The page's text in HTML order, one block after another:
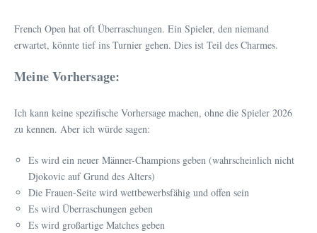
French Open hat oft Überraschungen. Ein Spieler, den niemand
erwartet, könnte tief ins Turnier gehen. Dies ist Teil des Charmes.
Meine Vorhersage:
Ich kann keine spezifische Vorhersage machen, ohne die Spieler 2026
zu kennen. Aber ich würde sagen:
Es wird ein neuer Männer-Champions geben (wahrscheinlich nicht
Djokovic auf Grund des Alters)
Die Frauen-Seite wird wettbewerbsfähig und offen sein
Es wird Überraschungen geben
Es wird großartige Matches geben